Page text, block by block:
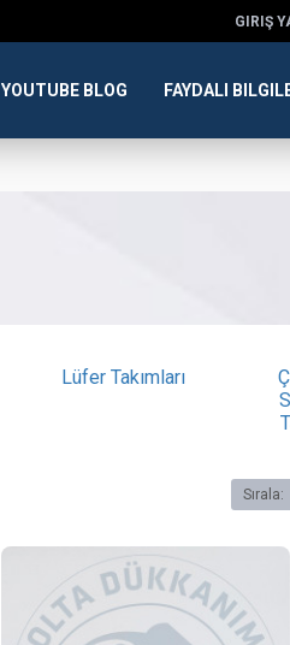
GIRIŞ
YOUTUBE BLOG FAYDALI
Lüfer Takımları
Sırala: